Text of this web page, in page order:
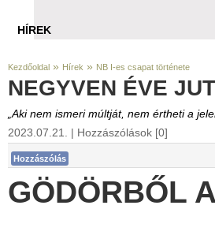
HÍREK
Kezdőoldal » Hírek » NB I-es csapat története
NEGYVEN ÉVE
„Aki nem ismeri múltját, nem értheti a
2023.07.21. | Hozzászólások [0]
Hozzászólás
GÖDÖRBŐL